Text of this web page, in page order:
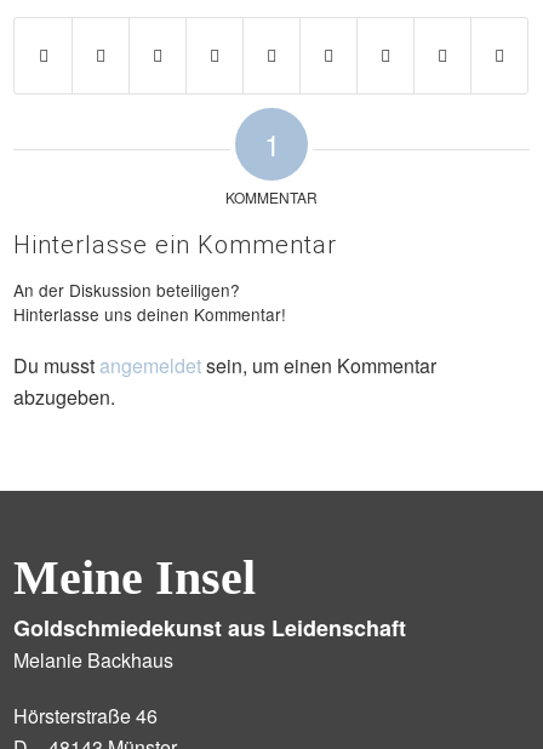
1
KOMMENTAR
Hinterlasse ein Kommentar
An der Diskussion beteiligen?
Hinterlasse uns deinen Kommentar!
Du musst angemeldetsein, um einen Kommentar
abzugeben.
Meine Insel
Goldschmiedekunst aus Leidenschaft
Melanie Backhaus
Hörsterstraße 46